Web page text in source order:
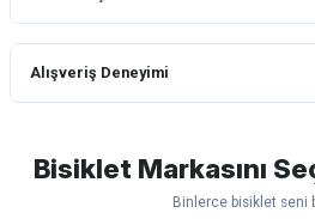
Alışveriş Deneyimi
lastik yanak kısmından 3cm yarıldı ama
normal sürüşe uygun
Bisiklet Markasını
Binlerce bisiklet seni